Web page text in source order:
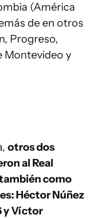
(América
de en otros
Progreso,
Montevideo y
otros dos
al Real
como
Héctor Núñez
y Víctor